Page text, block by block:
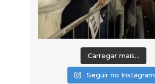
Carregar mais...
Seguir no Instagram